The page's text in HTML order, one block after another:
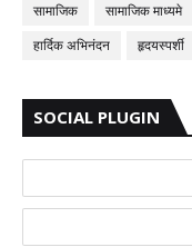
सामाजिक
सामाजिक माध्यमे
हार्दिक अभिनंदन
हृदयस्पर्शी
SOCIAL PLUGIN